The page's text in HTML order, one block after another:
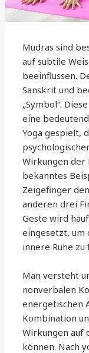
Mudras sind
auf subtile
beeinflussen.
Sanskrit und
„Symbol“.
eine
Yoga gespielt,
Wirkungen der
bekanntes
Zeigefinger
anderen drei
Geste wird
eingesetzt, um
innere Ruhe
Man versteht
nonverbalen
energetischen
Kombination
Wirkungen auf
können. Nach